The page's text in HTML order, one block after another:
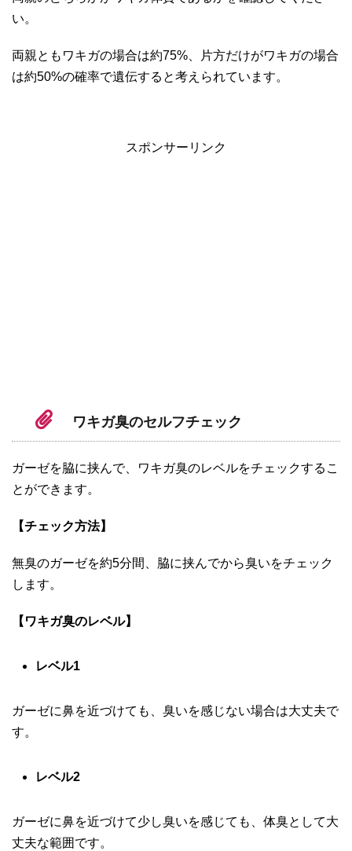
い。
両親ともワキガの場合は約75%、片方だけがワキガの場合
は約50%の確率で遺伝すると考えられています。
スポンサーリンク
ワキガ臭のセルフチェック
ガーゼを脇に挟んで、ワキガ臭のレベルをチェックするこ
とができます。
【チェック方法】
無臭のガーゼを約5分間、脇に挟んでから臭いをチェック
します。
【ワキガ臭のレベル】
レベル1
ガーゼに鼻を近づけても、臭いを感じない場合は大丈夫で
す。
レベル2
ガーゼに鼻を近づけて少し臭いを感じても、体臭として大
丈夫な範囲です。